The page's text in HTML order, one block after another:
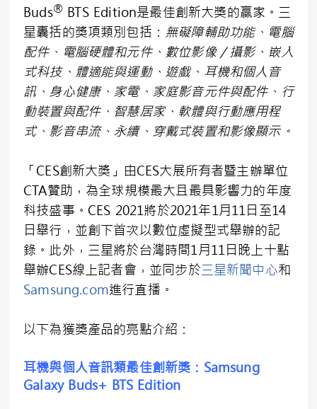
Buds®BTS Edition是最佳創新大獎的贏家。三
星囊括的獎項類別包括： 無礙障輔助功能、電腦
配件、電腦硬體和元件、數位影像／攝影、嵌入
式科技、體適能與運動、遊戲、耳機和個人音
訊、身心健康、家電、家庭影音元件與配件、行
動裝置與配件、智慧居家、軟體與行動應用程
式、影音串流、永續、穿戴式裝置和影像顯示。
「CES創新大獎」由CES大展所有者暨主辦單位
CTA贊助，為全球規模最大且最具影響力的年度
科技盛事。CES 2021將於2021年1月11日至14
日舉行，並創下首次以數位虛擬型式舉辦的記
錄。此外，三星將於台灣時間1月11日晚上十點
舉辦CES線上記者會，並同步於三星新聞中心和
Samsung.com進行直播。
以下為獲獎產品的亮點介紹：
耳機與個人音訊類最佳創新獎： Samsung
Galaxy Buds+ BTS Edition